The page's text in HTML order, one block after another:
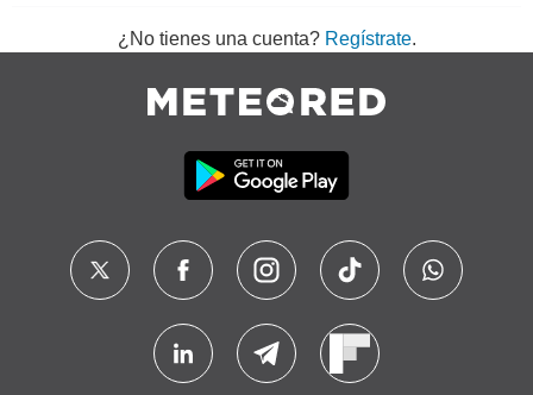
¿No tienes una cuenta? Regístrate.